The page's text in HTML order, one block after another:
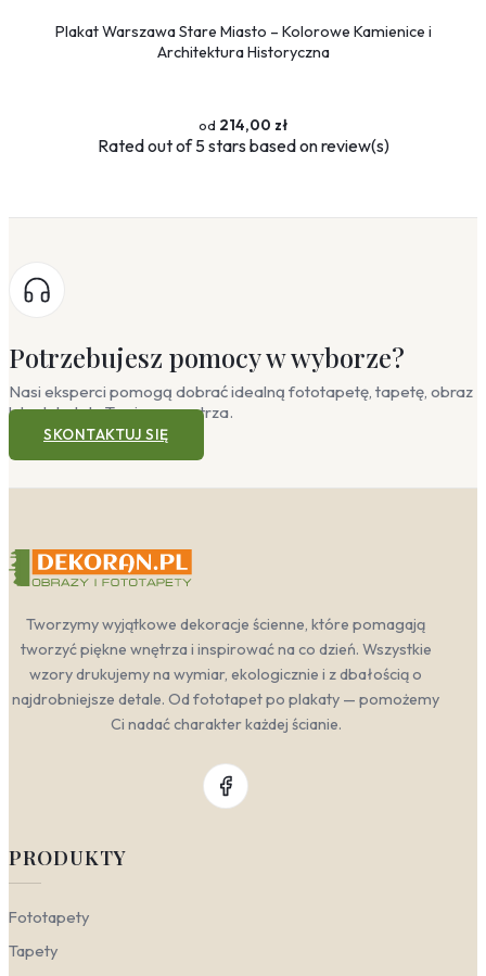
Plakat Warszawa Stare Miasto – Kolorowe Kamienice i
Architektura Historyczna
214,00 zł
Ratedout of 5 stars based onreview(s)
Potrzebujesz pomocy w wyborze?
Nasi eksperci pomogą dobrać idealną fototapetę, tapetę, obraz
lub plakat do Twojego wnętrza.
SKONTAKTUJ SIĘ
Tworzymy wyjątkowe dekoracje ścienne, które pomagają
tworzyć piękne wnętrza i inspirować na co dzień. Wszystkie
wzory drukujemy na wymiar, ekologicznie i z dbałością o
najdrobniejsze detale. Od fototapet po plakaty — pomożemy
Ci nadać charakter każdej ścianie.
PRODUKTY
Fototapety
Tapety